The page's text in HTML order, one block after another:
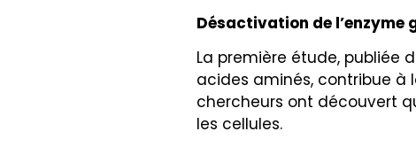
Désactivation de
La première étude, publiée
acides aminés, contribue à
chercheurs ont découvert
les cellules.